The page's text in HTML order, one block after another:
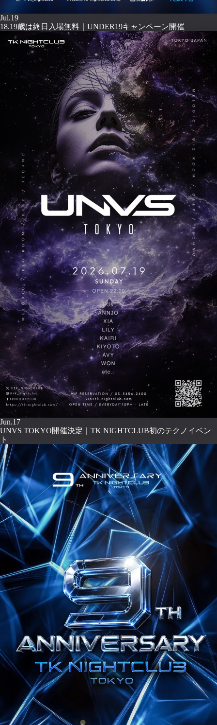
Jul.19
18.19歳は終日入場無料｜UNDER19キャンペーン開催
Jun.17
UNVS TOKYO開催決定｜TK NIGHTCLUB初のテクノイベン
ト